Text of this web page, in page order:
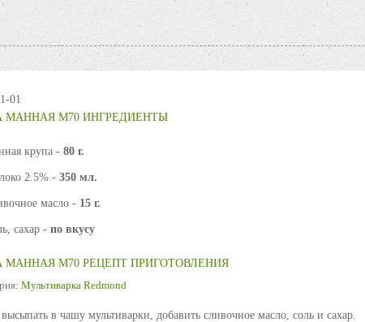
01
M70 ИНГРЕДИЕНТЫ
крупа - 80 г.
2.5% - 350 мл.
масло - 15 г.
сахар - по вкусу
M70 РЕЦЕПТ ПРИГОТОВЛЕНИЯ
Мультиварка Redmond
в чашу мультиварки, добавить сливочное масло, соль и сахар.